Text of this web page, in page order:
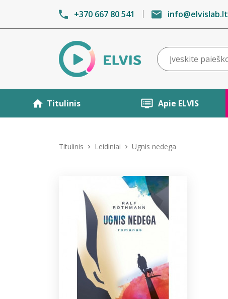
+370 667 80 541 info@elvislab.lt
Titulinis Apie ELVIS
Titulinis Leidiniai Ugnis nedega